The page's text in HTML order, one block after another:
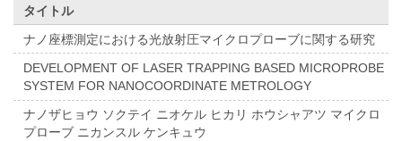
タイトル
ナノ座標測定における光放射圧マイクロプローブに関する研究
DEVELOPMENT OF LASER TRAPPING BASED MICROPROBE
SYSTEM FOR NANOCOORDINATE METROLOGY
ナノザヒョウ ソクテイ ニオケル ヒカリ ホウシャアツ マイクロ
プローブ ニカンスル ケンキュウ